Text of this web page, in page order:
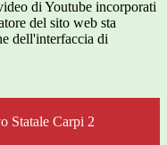
di Youtube incorporati
del sito web sta
dell'interfaccia di
Statale Carpi 2